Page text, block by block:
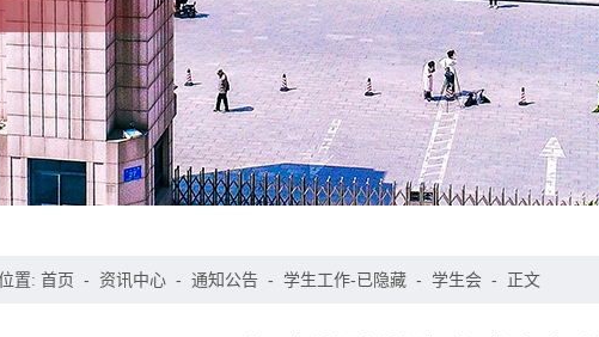
置: 首页 - 资讯中心 - 通知公告 - 学生工作-已隐藏 - 学生会 - 正文